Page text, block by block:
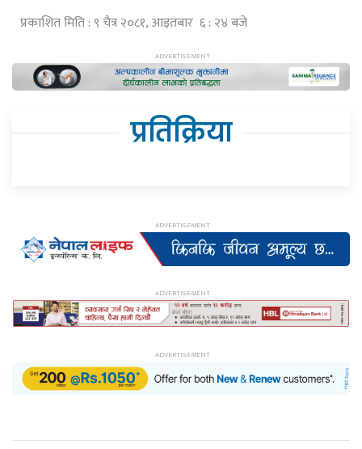
प्रकाशित मिति : ९ चैत्र २०८१, आइतबार ६ : २४ बजे
प्रतिक्रिया